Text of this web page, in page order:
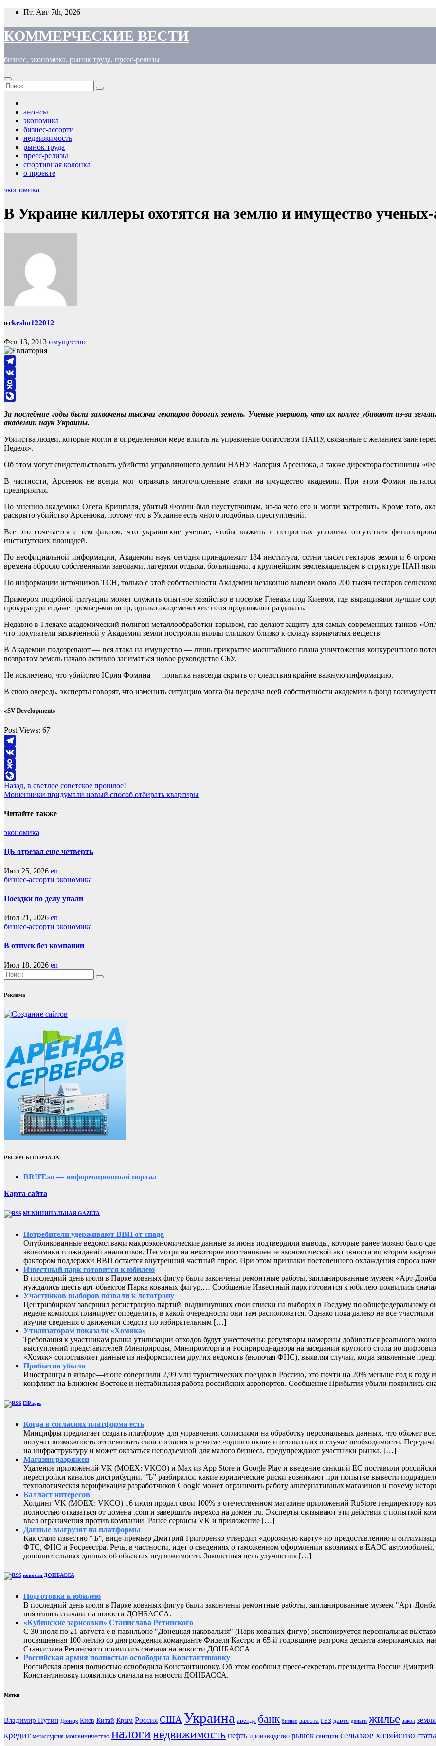
Перейти
содержимому
Пт. Авг 7th, 2026
КОММЕРЧЕСКИЕ ВЕСТИ
бизнес, экономика, рынок труда, пресс-релизы
анонсы
экономика
бизнес-ассорти
недвижимость
рынок труда
пресс-релизы
спортивная колонка
о проекте
экономика
В Украине киллеры охотятся на землю и имущество
отkesha122012
Фев 13, 2013 имущество
Telegram
VK
Odnoklassniki
За последние годы были захвачены тысячи гектаров дорогих земель. Ученые уверяют, что их коллег убивают из-за
академии наук Украины.
Убийства людей, которые могли в определенной мере влиять на управление богатством НАНУ, связанные с желанием
Неделя».
Об этом могут свидетельствовать убийства управляющего делами НАНУ Валерия Арсенюка, а также директора гостиницы
В частности, Арсенюк не всегда мог отражать многочисленные атаки на имущество академии. При этом Фомин пытался
предприятия.
По мнению академика Олега Кришталя, убитый Фомин был неуступчивым, из-за чего его и могли застрелить. Кроме того,
раскрыто убийство Арсенюка, потому что в Украине есть много подобных преступлений.
Все это сочетается с тем фактом, что украинские ученые, чтобы выжить в непростых условиях отсутствия
институтских площадей.
По неофициальной информации, Академии наук сегодня принадлежит 184 института, сотни тысяч гектаров земли и 6
времена обросло собственными заводами, лагерями отдыха, больницами, а крупнейшим землевладельцем в структуре НАН
По информации источников ТСН, только с этой собственности Академии незаконно вывели около 200 тысяч гектаров
Примером подобной ситуации может служить опытное хозяйство в поселке Глеваха под Киевом, где выращивали лучшие
прокуратура и даже премьер-министр, однако академические поля продолжают раздавать.
Недавно в Глевахе академический полигон металлообработки взрывом, где делают защиту для самых современных танков
что покупатели захваченной у Академии земли построили виллы слишком близко к складу взрывчатых веществ.
В Академии подозревают — вся атака на имущество — лишь прикрытие масштабного плана уничтожения конкурентного
возвратом земель начало активно заниматься новое руководство СБУ.
Не исключено, что убийство Юрия Фомина — попытка навсегда скрыть от следствия крайне важную информацию.
В свою очередь, эксперты говорят, что изменить ситуацию могла бы передача всей собственности академии в фонд
«SV Development»
Post Views: 67
Telegram
VK
Odnoklassniki
LiveJournal
Навигация
по
записям
Назад, в светлое советское прошлое!
Мошенники придумали новый способ отбирать квартиры
Читайте также
экономика
ЦБ отрезал еще четверть
Июл 25, 2026 en
бизнес-ассорти экономика
Поездки по делу упали
Июл 21, 2026 en
бизнес-ассорти экономика
В отпуск без компании
Июл 18, 2026 en
Реклама
РЕСУРСЫ ПОРТАЛА
BRIIT.su — информационный портал
Карта сайта
MUNИЦИПАЛЬНАЯ GAZЕТА
Потребители удерживают ВВП от спада
Опубликованные ведомствами макроэкономические данные за июнь подтвердили выводы, которые ранее можно было
экономики и ожиданий аналитиков. Несмотря на некоторое восстановление экономической активности во втором
фактором поддержки ВВП остается внутренний частный спрос. При этом признаки постепенного охлаждения спроса
Известный парк готовится к юбилею
В последний день июля в Парке кованых фигур были закончены ремонтные работы, запланированные музеем «Арт-
нуждались шесть арт-обьектов Парка кованых фигур,… Сообщение Известный парк готовится к юбилею появились
Участников выборов позвали к лототрону
Центризбирком завершил регистрацию партий, выдвинувших свои списки на выборах в Госдуму по общефедеральному
неделе комиссия планирует определить, в какой очередности они там расположатся. Однако пока далеко не все
изучив сведения о движении средств по избирательным […]
Утилизаторам показали «Хомяка»
Требования к участникам рынка утилизации отходов будут ужесточены: регуляторы намерены добиваться реального
выступлений представителей Минприроды, Минпромторга и Росприроднадзора на заседании круглого стола по
«Хомяк» сопоставляет данные из информсистем других ведомств (включая ФНС), выявляя случаи, когда заявленные
Прибытия убыли
Иностранцы в январе—июне совершили 2,99 млн туристических поездок в Россию, это почти на 20% меньше год к году
конфликт на Ближнем Востоке и нестабильная работа российских аэропортов. Сообщение Прибытия убыли
ElPages
Когда в согласиях платформа есть
Минцифры предлагает создать платформу для управления согласиями на обработку персональных данных, что обяжет
получат возможность отслеживать свои согласия в режиме «одного окна» и отозвать их в случае необходимости.
на инфраструктуру и может оказаться неподъемной для малого бизнеса, предупреждают участники рынка. […]
Магазин разряжен
Удаление приложений VK (MOEX: VKCO) и Max из App Store и Google Play и введение санкций ЕС поставили
перестройки каналов дистрибуции. “Ъ” разбирался, какие юридические риски возникают при попытке вывести
технологическая верификация разработчиков Google может ограничить работу альтернативных магазинов и почему
Балласт интересов
Холдинг VK (MOEX: VKCO) 16 июля продал свои 100% в отечественном магазине приложений RuStore гендиректору
полностью отказаться от домена .com и завершить переход на домен .ru. Эксперты связывают эти действия с попыткой
ввел ограничения против компании. Ранее сервисы VK и приложение […]
Данные выгрузят на платформы
Как стало известно “Ъ”, вице-премьер Дмитрий Григоренко утвердил «дорожную карту» по предоставлению и
ФТС, ФНС и Росреестра. Речь, в частности, идет о сведениях о таможенном оформлении ввозимых в ЕАЭС
дополнительных данных об объектах недвижимости. Заявленная цель улучшения […]
новости ДОНБАССА
Подготовка к юбилею
В последний день июля в Парке кованых фигур были закончены ремонтные работы, запланированные музеем "Арт-
появились сначала на новости ДОНБАССА.
«Кубинские зарисовки» Станислава Ретинского
С 30 июля по 21 августа е в павильоне "Донецкая наковальня" (Парк кованых фигур) экспонируется персональная
посвященная 100-летию со дня рождения команданте Фиделя Кастро и 65-й годовщине разгрома десанта американских
Станислава Ретинского появились сначала на новости ДОНБАССА.
Российская армия полностью освободила Константиновку
Российская армия полностью освободила Константиновку. Об этом сообщил пресс-секретарь президента России
Константиновку появились сначала на новости ДОНБАССА.
Метки
Владимир Путин Донецк Киев Китай Крым Россия США Украина аренда банк бизнес валюта газ дартс деньги жилье закон земля
кредит металлургия мошенничество налогинедвижимость нефть производство рынок санкции сельское хозяйство